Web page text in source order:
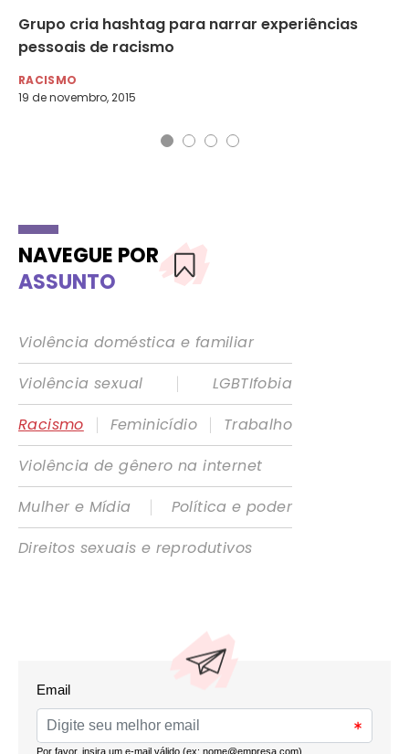
Grupo cria hashtag para narrar experiências
pessoais de racismo
RACISMO
19 de novembro, 2015
NAVEGUE POR
ASSUNTO
Violência doméstica e familiar
Violência sexual
|
LGBTIfobia
Racismo
| Feminicídio |
Trabalho
Violência de gênero na internet
Mulher e Mídia
|
Política e poder
Direitos sexuais e reprodutivos